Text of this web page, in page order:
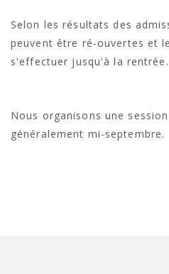
Selon les résultats des
peuvent être ré-ouvertes et
s'effectuer jusqu'à la rentrée.
Nous organisons une
généralement mi-septembre.